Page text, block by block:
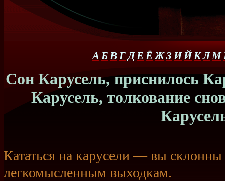
А БВГДЕ Ё ЖЗ ИЙКЛМ
Сон Карусель, приснилось
Карусель, толкование
Кататься на карусели — вы склонны
легкомысленным выходкам.